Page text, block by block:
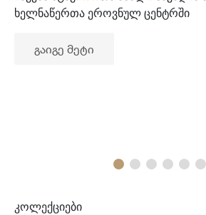
ხელნაწერთა ეროვნულ ცენტრში
გაიგე მეტი
კოლექციები